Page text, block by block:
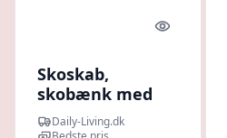
Quick look
Skoskab,
skobænk med
skydedøre,
entrebænk, hvid
Daily-Living.dk